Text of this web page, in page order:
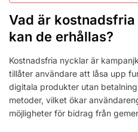
Vad är
kan de erhållas?
Kostnadsfria nycklar är
tillåter användare att låsa upp
digitala produkter utan
metoder, vilket ökar
möjligheter för bidrag från